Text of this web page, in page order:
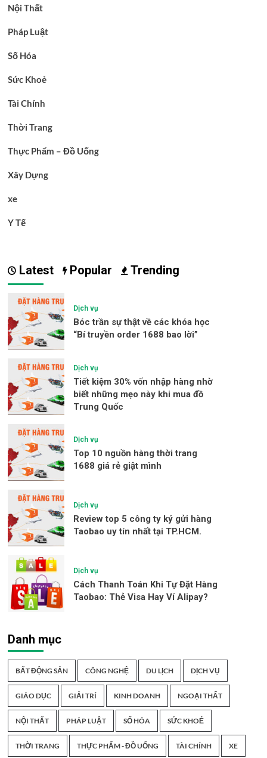
Nội Thất
Pháp Luật
Số Hóa
Sức Khoẻ
Tài Chính
Thời Trang
Thực Phẩm – Đồ Uống
Xây Dựng
xe
Y Tế
Latest Popular Trending
Dịch vụ
Bóc trần sự thật về các khóa học
“Bí truyền order 1688 bao lời”
Dịch vụ
Tiết kiệm 30% vốn nhập hàng nhờ
biết những mẹo này khi mua đồ
Trung Quốc
Dịch vụ
Top 10 nguồn hàng thời trang
1688 giá rẻ giật mình
Dịch vụ
Review top 5 công ty ký gửi hàng
Taobao uy tín nhất tại TP.HCM.
Dịch vụ
Cách Thanh Toán Khi Tự Đặt Hàng
Taobao: Thẻ Visa Hay Ví Alipay?
Danh mục
BẤT ĐỘNG SẢN CÔNG NGHỆ DU LỊCH DỊCH VỤ
GIÁO DỤC GIẢI TRÍ KINH DOANH NGOẠI THẤT
NỘI THẤT PHÁP LUẬT SỐ HÓA SỨC KHOẺ
THỜI TRANG THỰC PHẨM - ĐỒ UỐNG TÀI CHÍNH XE